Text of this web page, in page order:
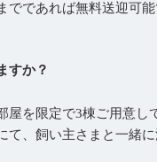
でであれば無料送迎可
すか？
屋を限定で3棟ご用意し
て、飼い主さまと一緒